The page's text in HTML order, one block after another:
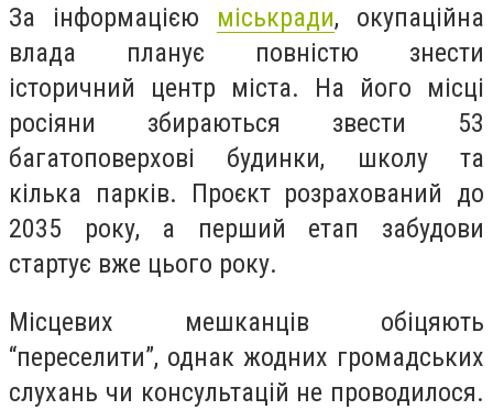
За інформацією міськради, окупаційна
влада планує повністю знести
історичний центр міста. На його місці
росіяни збираються звести 53
багатоповерхові будинки, школу та
кілька парків. Проєкт розрахований до
2035 року, а перший етап забудови
стартує вже цього року.
Місцевих мешканців обіцяють
“переселити”, однак жодних громадських
слухань чи консультацій не проводилося.